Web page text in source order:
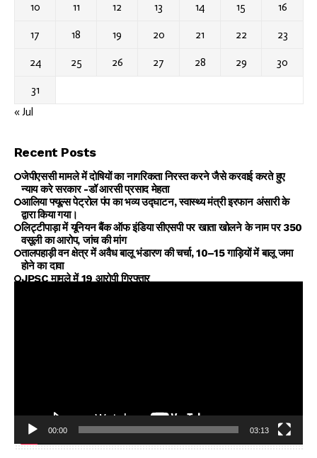
10 11 12 13 14 15 16
17 18 19 20 21 22 23
24 25 26 27 28 29 30
31
« Jul
Recent Posts
जेपीएससी मामले में दोषियों का नागरिकता निरस्त करने जैसे करवाई करते हुए
न्याय करे सरकार -डॉ आरसी प्रसाद मेहता
आलिया फ्यूल्स पेट्रोल पंप का भव्य उद्घाटन, स्वास्थ्य मंत्री इरफान अंसारी के
द्वारा किया गया।
लिट्टीपाड़ा में यूनियन बैंक ऑफ इंडिया सीएसपी पर खाता खोलने के नाम पर ₹350
वसूली का आरोप, जांच की मांग
तालपहाड़ी वन क्षेत्र में अवैध बालू भंडारण की चर्चा, 10–15 गाड़ियों में बालू जमा
होने का दावा
JPSC मामले में 19 आरोपी गिरफ्तार
00:00 03:13